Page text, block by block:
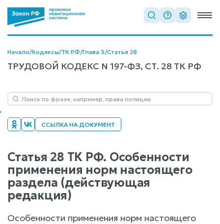
Начало/Кодексы/ТК РФ/Глава 3/Статья 28
ТРУДОВОЙ КОДЕКС N 197-ФЗ, СТ. 28 ТК РФ
ССЫЛКА НА ДОКУМЕНТ
Статья 28 ТК РФ. Особенности
применения норм настоящего
раздела (действующая
редакция)
Особенности применения норм настоящего